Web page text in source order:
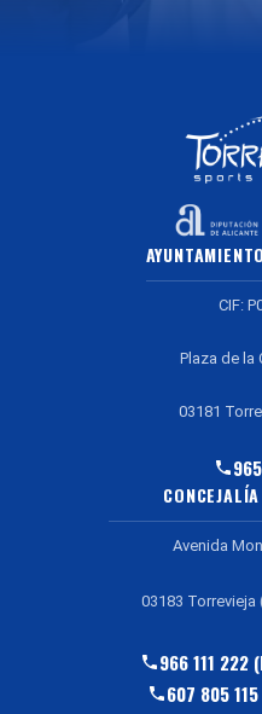
CIF:
Plaza de la
03181
Avenida
03183 Torrevieja
966 111 222
607 805